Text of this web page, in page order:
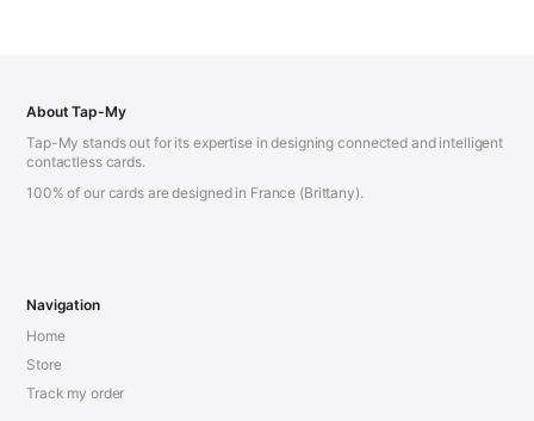
About Tap-My
Tap-My stands out for its expertise in designing connected and intelligent
contactless cards.
100% of our cards are designed in France (Brittany).
Navigation
Home
Store
Track my order